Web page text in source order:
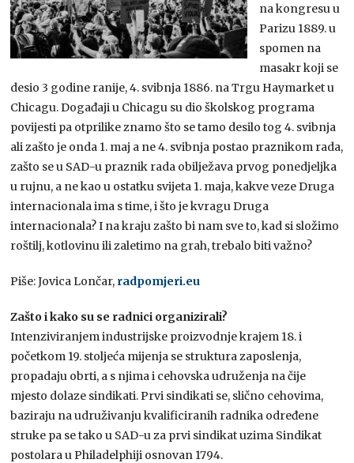
na kongresu u
Parizu 1889. u
spomen na
masakr koji se
desio 3 godine ranije, 4. svibnja 1886. na Trgu Haymarket u
Chicagu. Događaji u Chicagu su dio školskog programa
povijesti pa otprilike znamo što se tamo desilo tog 4. svibnja
ali zašto je onda 1. maj a ne 4. svibnja postao praznikom rada,
zašto se u SAD-u praznik rada obilježava prvog ponedjeljka
u rujnu, a ne kao u ostatku svijeta 1. maja, kakve veze Druga
internacionala ima s time, i što je kvragu Druga
internacionala? I na kraju zašto bi nam sve to, kad si složimo
roštilj, kotlovinu ili zaletimo na grah, trebalo biti važno?
Piše: Jovica Lončar, radpomjeri.eu
Zašto i kako su se radnici organizirali?
Intenziviranjem industrijske proizvodnje krajem 18. i
početkom 19. stoljeća mijenja se struktura zaposlenja,
propadaju obrti, a s njima i cehovska udruženja na čije
mjesto dolaze sindikati. Prvi sindikati se, slično cehovima,
baziraju na udruživanju kvalificiranih radnika određene
struke pa se tako u SAD-u za prvi sindikat uzima Sindikat
postolara u Philadelphiji osnovan 1794.